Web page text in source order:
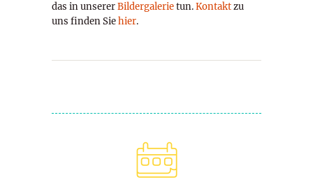
das in unsererBildergalerietun.Kontaktzu
uns finden Siehier.